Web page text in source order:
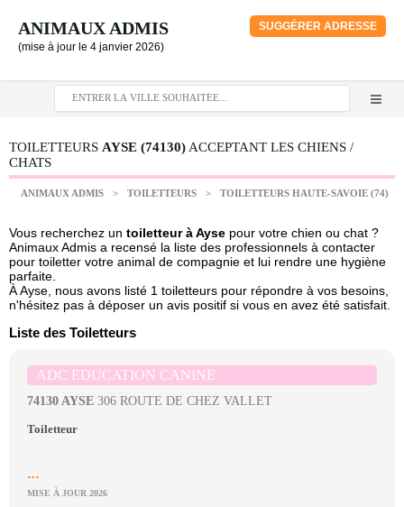
ANIMAUX ADMIS
(mise à jour le 4 janvier 2026)
SUGGÉRER ADRESSE
TOILETTEURS AYSE (74130) ACCEPTANT LES CHIENS /
CHATS
ANIMAUX ADMIS > TOILETTEURS > TOILETTEURS HAUTE-SAVOIE (74)
Vous recherchez un toiletteur à Ayse pour votre chien ou chat ?
Animaux Admis a recensé la liste des professionnels à contacter
pour toiletter votre animal de compagnie et lui rendre une hygiène
parfaite.
À Ayse, nous avons listé 1 toiletteurs pour répondre à vos besoins,
n'hésitez pas à déposer un avis positif si vous en avez été satisfait.
Liste des Toiletteurs
ADC EDUCATION CANINE
74130 AYSE 306 ROUTE DE CHEZ VALLET
Toiletteur
...
MISE À JOUR 2026